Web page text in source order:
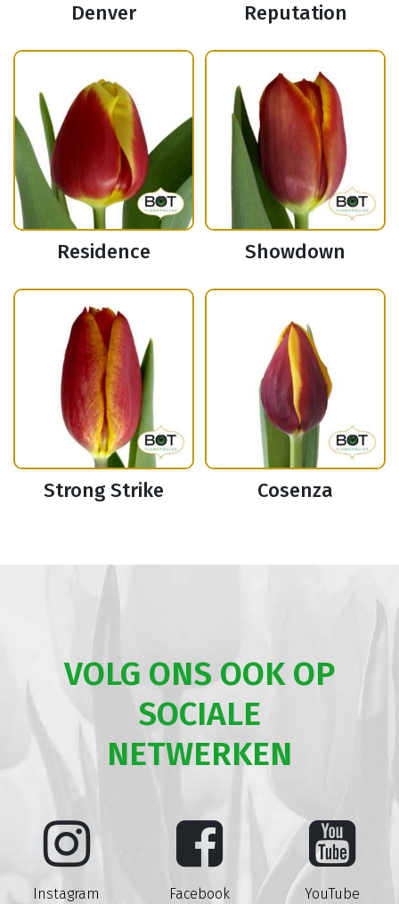
Denver Reputation
Residence Showdown
Strong Strike Cosenza
VOLG ONS OOK OP
SOCIALE
NETWERKEN
Instagram Facebook YouTube